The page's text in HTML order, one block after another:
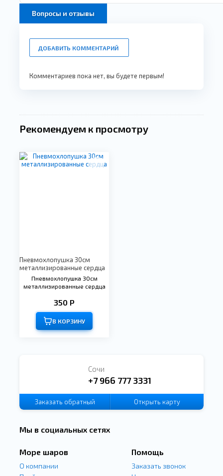
Вопросы и отзывы
ДОБАВИТЬ КОММЕНТАРИЙ
Комментариев пока нет, вы будете первым!
Рекомендуем к просмотру
Пневмохлопушка 30см
металлизированные сердца
Пневмохлопушка 30см
металлизированные сердца
350 Р
В КОРЗИНУ
Сочи
+7 966 777 3331
Заказать обратный
Открыть карту
Мы в социальных сетях
Море шаров
О компании
Помощь
Заказать звонок